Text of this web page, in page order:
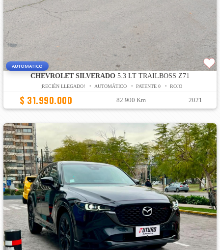
AUTOMATICO
CHEVROLET SILVERADO5.3 LT TRAILBOSS Z71
¡RECIÉN LLEGADO! • AUTOMÁTICO • PATENTE 0 • ROJO
$ 31.990.000 82.900 Km 2021